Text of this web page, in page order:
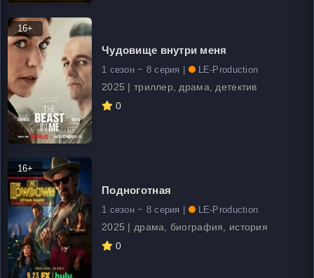
16+
Чудовище внутри меня
1 сезон ~ 8 серия | LE-Production
2025 | триллер, драма, детектив
0
16+
Подноготная
1 сезон ~ 8 серия | LE-Production
2025 | драма, биография, история
0